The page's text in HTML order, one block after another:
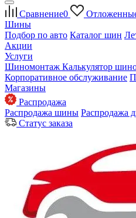
Сравнение0
Шины
Подбор по авто Каталог шин
Акции
Услуги
Шиномонтаж Калькулятор
Корпоративное обслуживание
Магазины
Распродажа
Распродажа шины Распродажа
Статус заказа